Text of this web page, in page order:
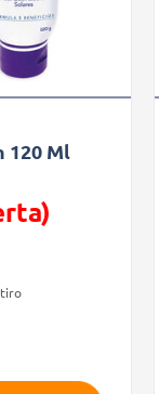
120 Ml